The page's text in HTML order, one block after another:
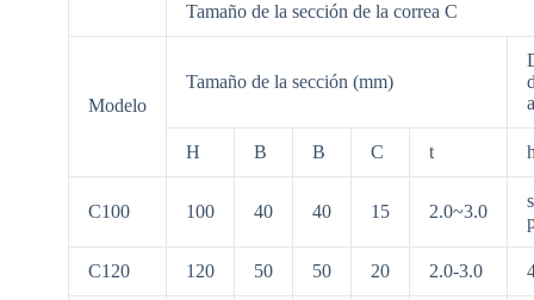
Tamaño de la sección de la correa C
Modelo
Tamaño de la sección (mm)
H B B C t
C100 100 40 40 15 2.0~3.0
C120 120 50 50 20 2.0-3.0